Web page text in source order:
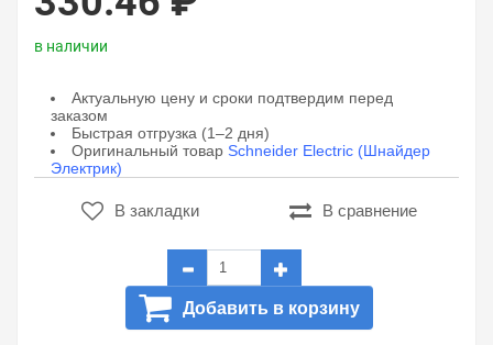
в наличии
Актуальную цену и сроки подтвердим перед
заказом
Быстрая отгрузка (1–2 дня)
Оригинальный товар Schneider Electric (Шнайдер
Электрик)
В закладки В сравнение
Добавить в корзину